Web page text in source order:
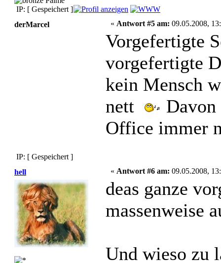
IP: [ Gespeichert ]
derMarcel
« Antwort #5 am: 09.05.2008,
Vorgefertigte
vorgefertigte
kein Mensch
nett
Davon
Office immer
IP: [ Gespeichert ]
hell
« Antwort #6 am: 09.05.2008,
deas ganze
massenweise
Und wieso zu